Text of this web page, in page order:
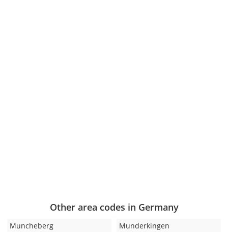
Other area codes in Germany
Muncheberg Munderkingen